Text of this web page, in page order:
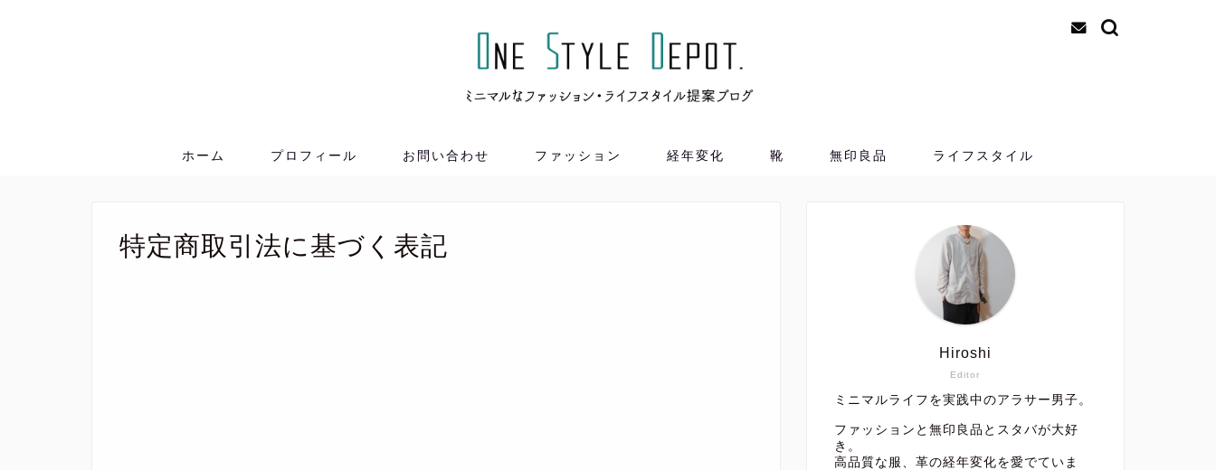
ホーム プロフィール お問い合わせ ファッション 経年変化 靴 無印良品 ライフスタイル
特定商取引法に基づく表記
Editor
Hiroshi
ミニマルライフを実践中のアラサー男子。
ファッションと無印良品とスタバが大好
き。
高品質な服、革の経年変化を愛でていま